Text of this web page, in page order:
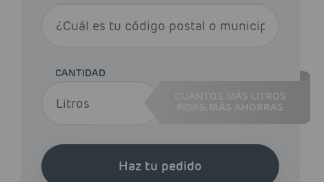
CANTIDAD
CUANTOS MÁS LITROS
MÁS AHORRAS
Haz tu pedido